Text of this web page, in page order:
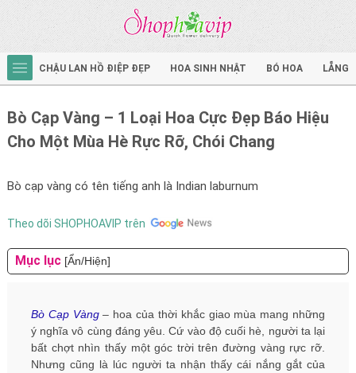
CHẬU LAN HỒ ĐIỆP ĐẸP HOA SINH NHẬT BÓ HOA LẴNG
Bò Cạp Vàng – 1 Loại Hoa Cực Đẹp Báo Hiệu
Cho Một Mùa Hè Rực Rỡ, Chói Chang
Bò cạp vàng có tên tiếng anh là Indian laburnum
Theo dõi SHOPHOAVIP trên
Mục lục [Ẩn/Hiện]
Bò Cạp Vàng– hoa của thời khắc giao mùa mang những
ý nghĩa vô cùng đáng yêu. Cứ vào độ cuối hè, người ta lại
bất chợt nhìn thấy một góc trời trên đường vàng rực rỡ.
Nhưng cũng là lúc người ta nhận thấy cái nắng gắt của